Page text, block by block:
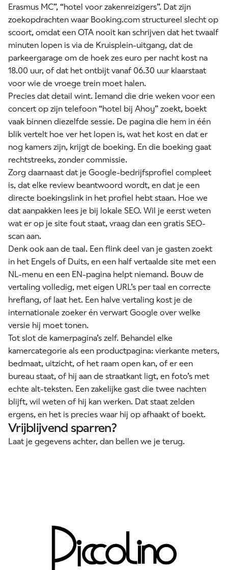
Erasmus MC”, “hotel voor zakenreizigers”. Dat zijn
zoekopdrachten waar Booking.com structureel slecht op
scoort, omdat een OTA nooit kan schrijven dat het twaalf
minuten lopen is via de Kruisplein-uitgang, dat de
parkeergarage om de hoek zes euro per nacht kost na
18.00 uur, of dat het ontbijt vanaf 06.30 uur klaarstaat
voor wie de vroege trein moet halen.
Precies dat detail wint. Iemand die drie weken voor een
concert op zijn telefoon “hotel bij Ahoy” zoekt, boekt
vaak binnen diezelfde sessie. De pagina die hem in één
blik vertelt hoe ver het lopen is, wat het kost en dat er
nog kamers zijn, krijgt de boeking. En die boeking gaat
rechtstreeks, zonder commissie.
Zorg daarnaast dat je Google-bedrijfsprofiel compleet
is, dat elke review beantwoord wordt, en dat je een
directe boekingslink in het profiel hebt staan. Hoe we
dat aanpakken lees je bij lokale SEO. Wil je eerst weten
wat er op je site fout staat, vraag dan een gratis SEO-
scan aan.
Denk ook aan de taal. Een flink deel van je gasten zoekt
in het Engels of Duits, en een half vertaalde site met een
NL-menu en een EN-pagina helpt niemand. Bouw de
vertaling volledig, met eigen URL’s per taal en correcte
hreflang, of laat het. Een halve vertaling kost je de
internationale zoeker én verwart Google over welke
versie hij moet tonen.
Tot slot de kamerpagina’s zelf. Behandel elke
kamercategorie als een productpagina: vierkante meters,
bedmaat, uitzicht, of het raam open kan, of er een
bureau staat, of hij aan de straatkant ligt, en foto’s met
echte alt-teksten. Een zakelijke gast die twee nachten
blijft, wil weten of hij kan werken. Dat staat zelden
ergens, en het is precies waar hij op afhaakt of boekt.
Vrijblijvend sparren?
Laat je gegevens achter, dan bellen we je terug.